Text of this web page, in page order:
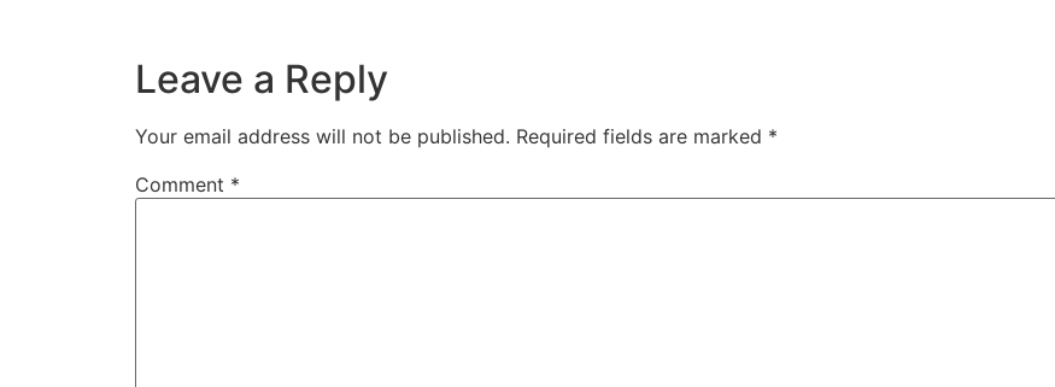
Leave a Reply
Your email address will not be published. Required fields are marked *
Comment *